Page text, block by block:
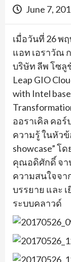
June 7,
เมื่อวันที่ 26 พ
แอท เอราวัณ
บริษัท ลีพ โซลู
Leap GIO
with Intel base
ออราเคิล คอ
ความรู้ ในหัวข้
showcase”โด
คุณอดิศักดิ์ จา
ความสนใจจา
บรรยาย และ
ระบบคลาวด์